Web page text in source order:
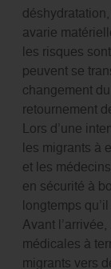
avarie
les risques
peuvent se
changement
retournement
Lors d’une
les migrants à
et les
en sécurité à
longtemps
Avant
médicales à
migrants vers